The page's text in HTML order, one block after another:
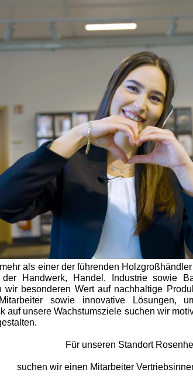
als einer der führenden
der Handwerk, Handel, Industrie sowie
wir besonderen Wert auf nachhaltige
sowie innovative Lösungen,
auf unsere Wachstumsziele suchen wir
Für unseren Standort
suchen wir einen Mitarbeiter